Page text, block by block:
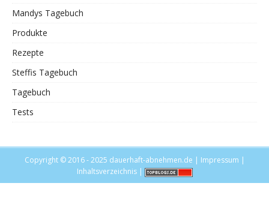
Mandys Tagebuch
Produkte
Rezepte
Steffis Tagebuch
Tagebuch
Tests
Copyright © 2016 - 2025 dauerhaft-abnehmen.de | Impressum |
Inhaltsverzeichnis|